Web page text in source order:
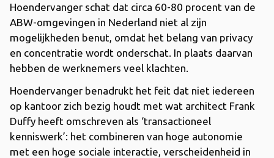
Hoendervanger schat dat circa 60-80 procent van de
ABW-omgevingen in Nederland niet al zijn
mogelijkheden benut, omdat het belang van privacy
en concentratie wordt onderschat. In plaats daarvan
hebben de werknemers veel klachten.
Hoendervanger benadrukt het feit dat niet iedereen
op kantoor zich bezig houdt met wat architect Frank
Duffy heeft omschreven als ‘transactioneel
kenniswerk’: het combineren van hoge autonomie
met een hoge sociale interactie, verscheidenheid in